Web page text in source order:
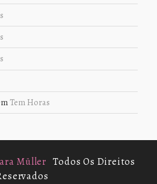
Tem Horas
Müller Todos Os Direitos